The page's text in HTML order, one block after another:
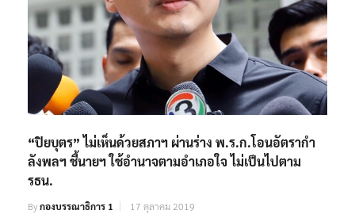
“ปิยบุตร” ไม่เห็นด้วยสภาฯ ผ่านร่าง พ.ร.ก.โอนอัตรากำ
ลังพลฯ ชี้นายฯ ใช้อำนาจตามอำเภอใจ ไม่เป็นไปตาม
รธน.
Byกองบรรณาธิการ 1 17 ตุลาคม 2019